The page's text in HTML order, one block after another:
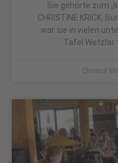
Sie gehörte zum
CHRISTINE KRICK.
war sie in vielen
Tafel Wetzlar
Christof